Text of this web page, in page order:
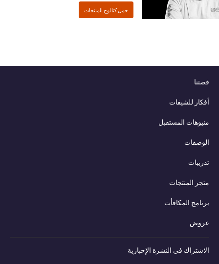
قصتنا
أفكار للشيفات
منيوهات المستقبل
الوصفات
تدريبات
متجر المنتجات
برنامج المكافأت
عروض
الاشتراك في النشرة الإخبارية